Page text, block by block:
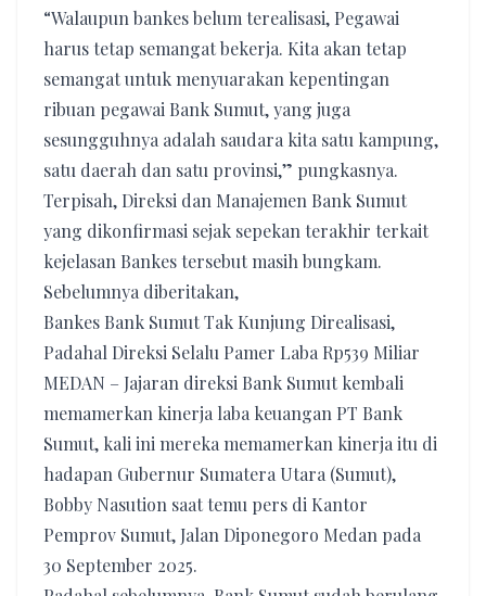
“Walaupun bankes belum terealisasi, Pegawai
harus tetap semangat bekerja. Kita akan tetap
semangat untuk menyuarakan kepentingan
ribuan pegawai Bank Sumut, yang juga
sesungguhnya adalah saudara kita satu kampung,
satu daerah dan satu provinsi,” pungkasnya.
Terpisah, Direksi dan Manajemen Bank Sumut
yang dikonfirmasi sejak sepekan terakhir terkait
kejelasan Bankes tersebut masih bungkam.
Sebelumnya diberitakan,
Bankes Bank Sumut Tak Kunjung Direalisasi,
Padahal Direksi Selalu Pamer Laba Rp539 Miliar
MEDAN – Jajaran direksi Bank Sumut kembali
memamerkan kinerja laba keuangan PT Bank
Sumut, kali ini mereka memamerkan kinerja itu di
hadapan Gubernur Sumatera Utara (Sumut),
Bobby Nasution saat temu pers di Kantor
Pemprov Sumut, Jalan Diponegoro Medan pada
30 September 2025.